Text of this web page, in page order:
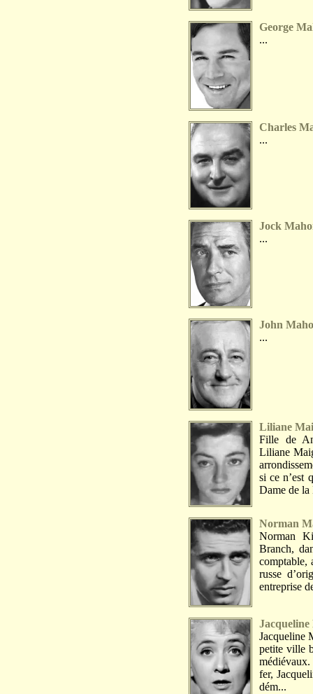
George
...
Charles
...
Jock
...
John
...
Liliane
Fille de
Liliane
si ce n’est
Dame de la
Norman
Norman
Branch,
comptable,
russe
entreprise
Jacqueline
petite ville
fer,
dém...